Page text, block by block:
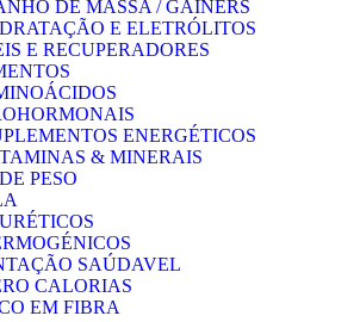
DE MASSA / GAINERS
E ELETRÓLITOS
E RECUPERADORES
ENERGÉTICOS
& MINERAIS
PESO
SAÚDAVEL
CALORIAS
EM FIBRA